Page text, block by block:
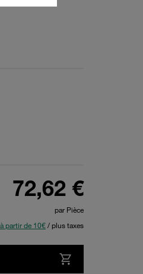
72,62 €
par Pièce
partir de 10€/ plus taxes